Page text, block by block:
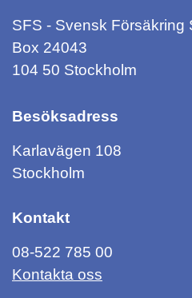
SFS - Svensk Försäkring
Box 24043
104 50 Stockholm
Besöksadress
Karlavägen 108
Stockholm
Kontakt
08-522 785 00
Kontakta oss